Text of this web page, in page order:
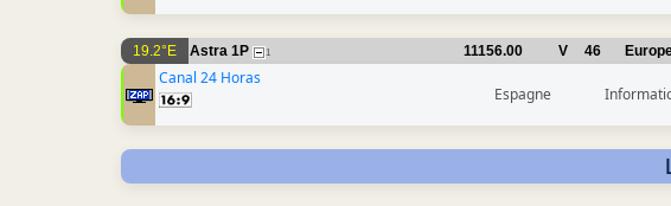
19.2°E Astra 1P 1 11156.00 V 46
Canal 24 Horas
Espagne